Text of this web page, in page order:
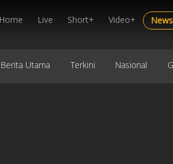
Home Live Short+ Video+
Berita Utama Terkini Nasional